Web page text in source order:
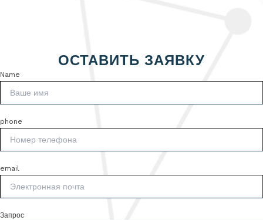
ОСТАВИТЬ ЗАЯВКУ
Name
phone
email
Запрос